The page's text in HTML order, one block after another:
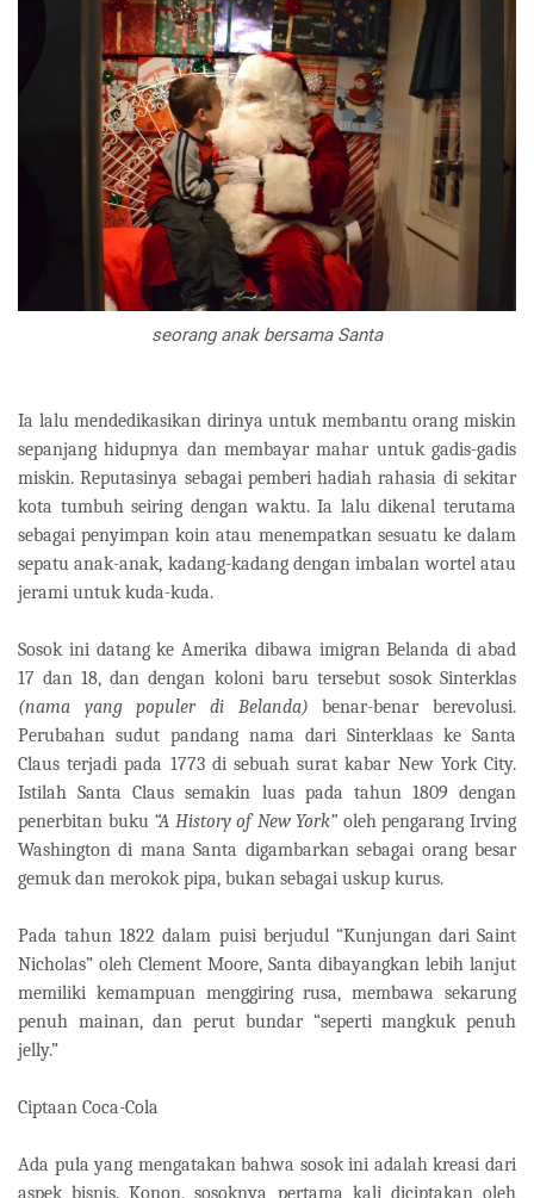
seorang anak bersama Santa
Ia lalu mendedikasikan dirinya untuk membantu orang miskin
sepanjang hidupnya dan membayar mahar untuk gadis-gadis
miskin. Reputasinya sebagai pemberi hadiah rahasia di sekitar
kota tumbuh seiring dengan waktu. Ia lalu dikenal terutama
sebagai penyimpan koin atau menempatkan sesuatu ke dalam
sepatu anak-anak, kadang-kadang dengan imbalan wortel atau
jerami untuk kuda-kuda.
Sosok ini datang ke Amerika dibawa imigran Belanda di abad
17 dan 18, dan dengan koloni baru tersebut sosok Sinterklas
(nama yang populer di Belanda) benar-benar berevolusi.
Perubahan sudut pandang nama dari Sinterklaas ke Santa
Claus terjadi pada 1773 di sebuah surat kabar New York City.
Istilah Santa Claus semakin luas pada tahun 1809 dengan
penerbitan buku “A History of New York” oleh pengarang Irving
Washington di mana Santa digambarkan sebagai orang besar
gemuk dan merokok pipa, bukan sebagai uskup kurus.
Pada tahun 1822 dalam puisi berjudul “Kunjungan dari Saint
Nicholas” oleh Clement Moore, Santa dibayangkan lebih lanjut
memiliki kemampuan menggiring rusa, membawa sekarung
penuh mainan, dan perut bundar “seperti mangkuk penuh
jelly.”
Ciptaan Coca-Cola
Ada pula yang mengatakan bahwa sosok ini adalah kreasi dari
aspek bisnis. Konon, sosoknya pertama kali diciptakan oleh